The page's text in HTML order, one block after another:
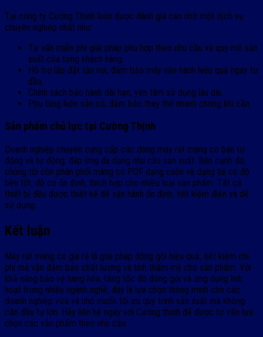
Tại công ty Cường Thịnh luôn được đánh giá cao nhờ một dịch vụ
chuyên nghiệp nhất như:
Tư vấn miễn phí giải pháp phù hợp theo nhu cầu và quy mô sản
xuất của từng khách hàng.
Hỗ trợ lắp đặt tận nơi, đảm bảo máy vận hành hiệu quả ngay từ
đầu.
Chính sách bảo hành dài hạn, yên tâm sử dụng lâu dài.
Phụ tùng luôn sẵn có, đảm bảo thay thế nhanh chóng khi cần.
Sản phẩm chủ lực tại Cường Thịnh
Doanh nghiệp chuyên cung cấp các dòng máy rút màng co bán tự
động và tự động, đáp ứng đa dạng nhu cầu sản xuất. Bên cạnh đó,
chúng tôi còn phân phối màng co POF dạng cuộn và dạng túi có độ
bền tốt, độ co ổn định, thích hợp cho nhiều loại sản phẩm. Tất cả
thiết bị đều được thiết kế để vận hành ổn định, tiết kiệm điện và dễ
sử dụng.
Kết luận
Máy rút màng co giá rẻ là giải pháp đóng gói hiệu quả, tiết kiệm chi
phí mà vẫn đảm bảo chất lượng và tính thẩm mỹ cho sản phẩm. Với
khả năng bảo vệ hàng hóa, tăng tốc độ đóng gói và ứng dụng linh
hoạt trong nhiều ngành nghề, đây là lựa chọn thông minh cho các
doanh nghiệp vừa và nhỏ muốn tối ưu quy trình sản xuất mà không
cần đầu tư lớn. Hãy liên hệ ngay với Cường thịnh để được tư vấn lựa
chọn các sản phẩm theo nhu cầu.